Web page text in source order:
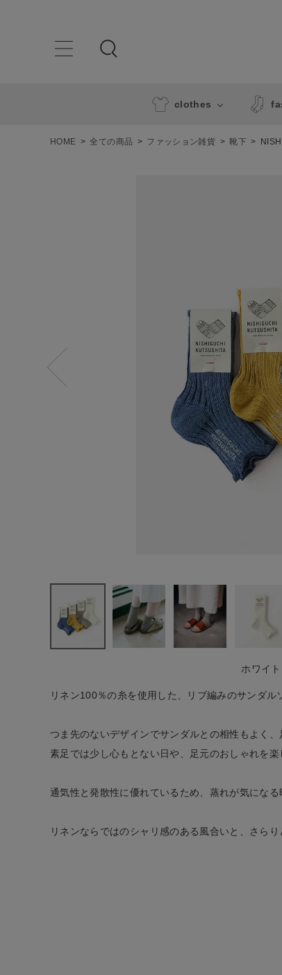
clothes
新規会員登録
CATEGORY
HOME 全ての商品 ファッション雑貨 靴下
ホワイト
リネン100％の糸を使用した、リブ編みのサンダル
つま先のないデザインでサンダルとの相性もよく
素足では少し心もとない日や、足元のおしゃれを楽
通気性と発散性に優れているため、蒸れが気にな
リネンならではのシャリ感のある風合いと、さら